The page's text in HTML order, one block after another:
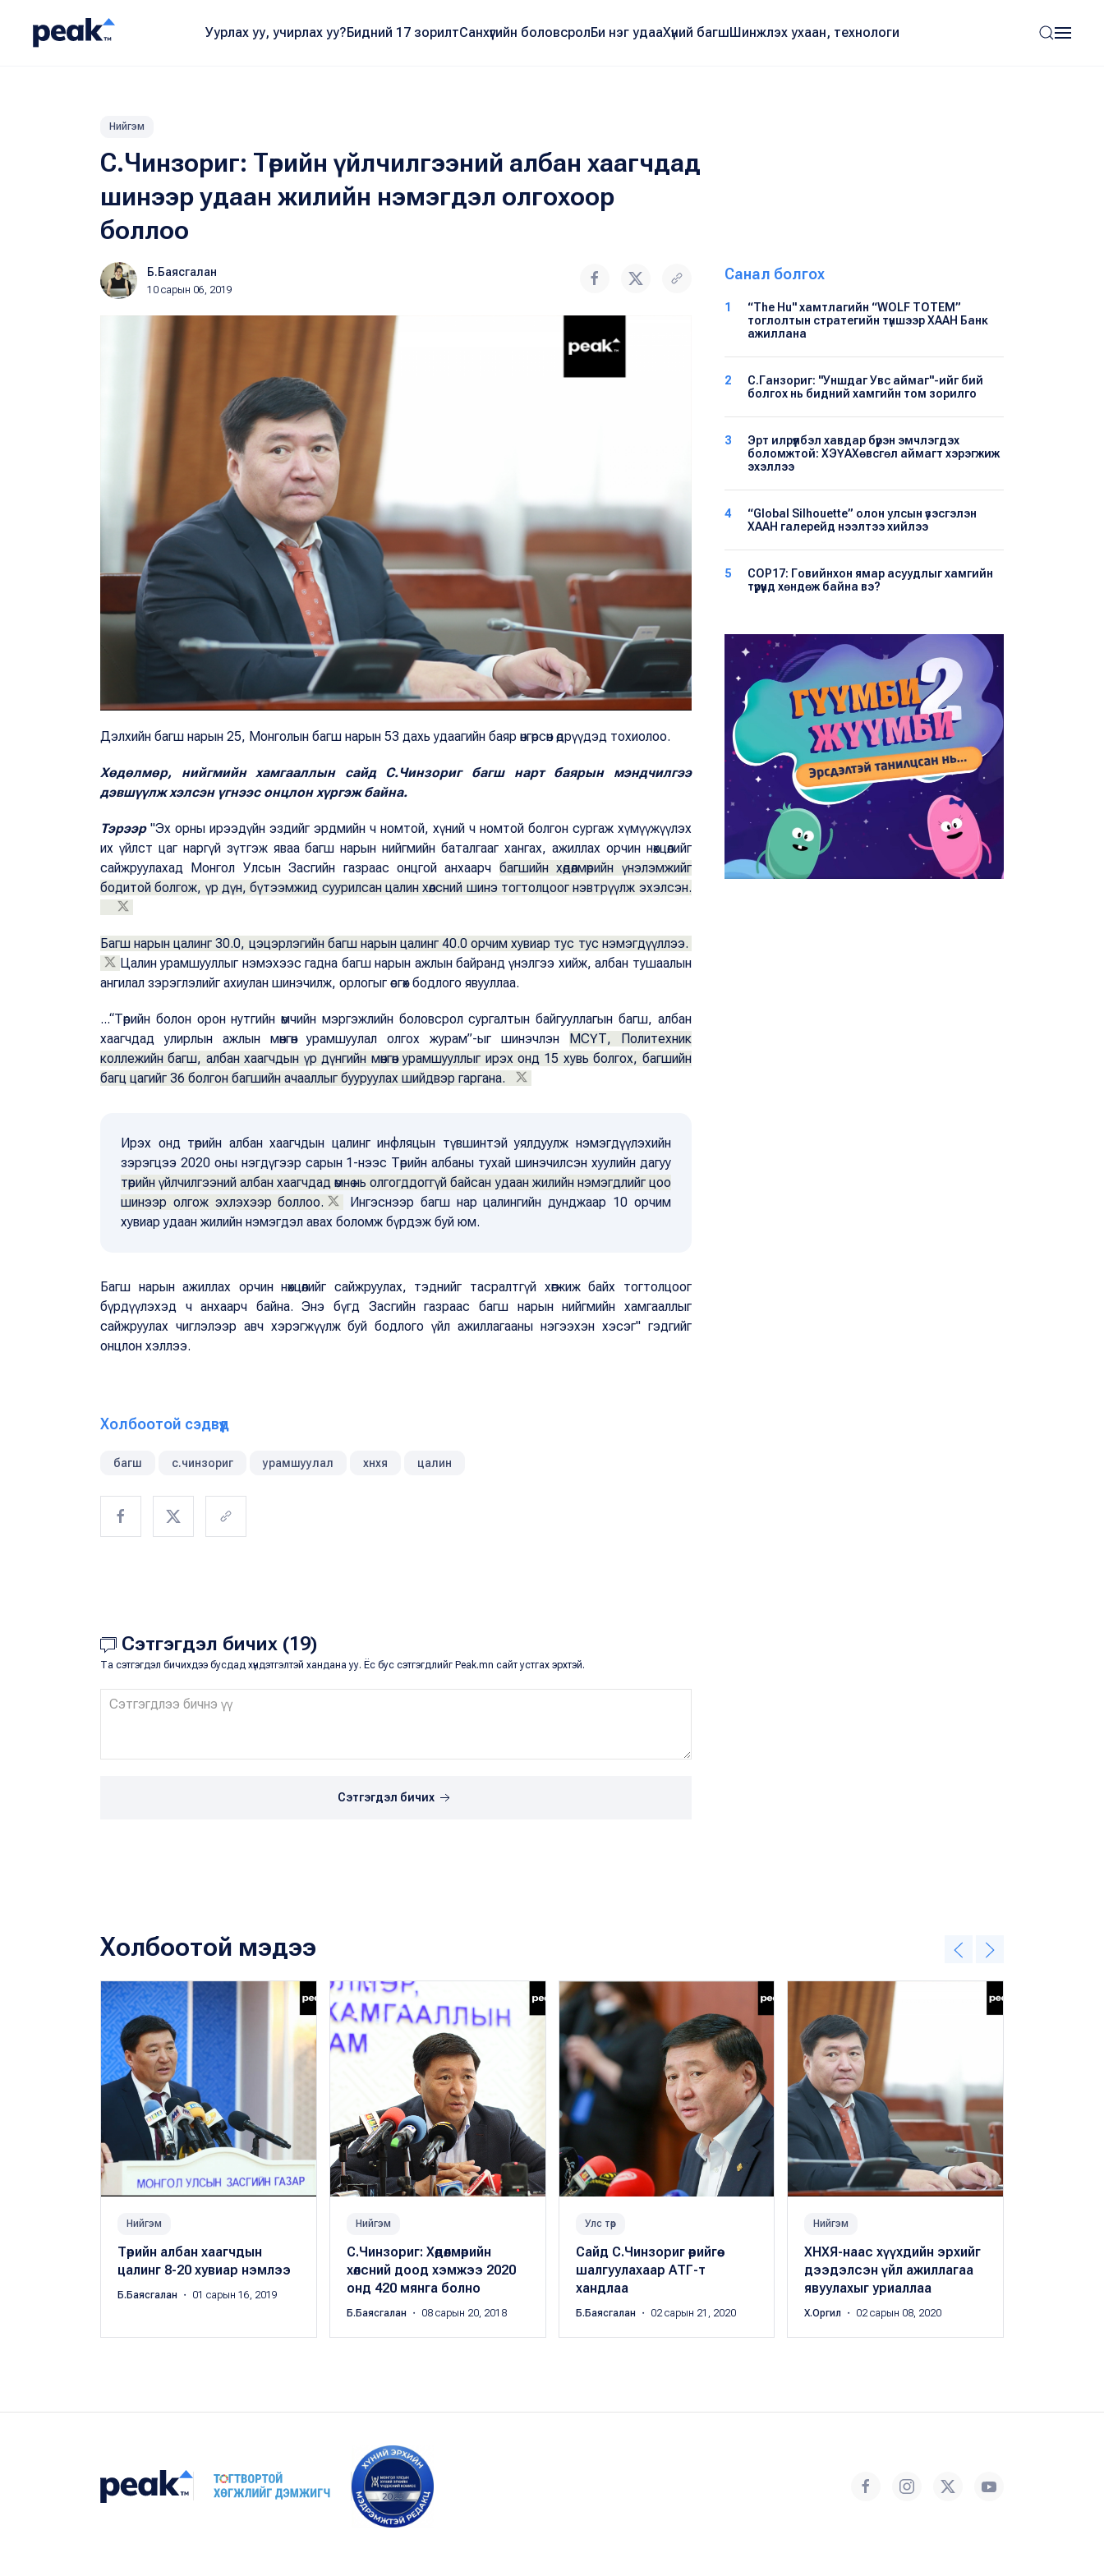
Уурлах уу, учирлах уу?Бидний 17 зорилтСанхүүгийн боловсролБи нэг удааХүний багшШинжлэх ухаан, технологи
Нийгэм
С.Чинзориг: Төрийн үйлчилгээний албан хаагчдад
шинээр удаан жилийн нэмэгдэл олгохоор
боллоо
Б.Баясгалан
10 сарын 06, 2019
Дэлхийн багш нарын 25, Монголын багш нарын 53 дахь удаагийн баяр өнгөрсөн өдрүүдэд тохиолоо.
Хөдөлмөр, нийгмийн хамгааллын сайд С.Чинзориг багш нарт баярын мэндчилгээ
дэвшүүлж хэлсэн үгнээс онцлон хүргэж байна.
Тэрээр"Эх орны ирээдүйн эздийг эрдмийн ч номтой, хүний ч номтой болгон сургаж хүмүүжүүлэх
их үйлст цаг наргүй зүтгэж яваа багш нарын нийгмийн баталгааг хангах, ажиллах орчин нөхцөлийг
сайжруулахад Монгол Улсын Засгийн газраас онцгой анхаарч багшийн хөдөлмөрийн үнэлэмжийг
бодитой болгож, үр дүн, бүтээмжид суурилсан цалин хөлсний шинэ тогтолцоог нэвтрүүлж эхэлсэн.
Багш нарын цалинг 30.0, цэцэрлэгийн багш нарын цалинг 40.0 орчим хувиар тус тус нэмэгдүүллээ.
Цалин урамшууллыг нэмэхээс гадна багш нарын ажлын байранд үнэлгээ хийж, албан тушаалын
ангилал зэрэглэлийг ахиулан шинэчилж, орлогыг өсгөх бодлого явууллаа.
...“Төрийн болон орон нутгийн өмчийн мэргэжлийн боловсрол сургалтын байгууллагын багш, албан
хаагчдад улирлын ажлын мөнгөн урамшуулал олгох журам”-ыг шинэчлэн МСҮТ, Политехник
коллежийн багш, албан хаагчдын үр дүнгийн мөнгөн урамшууллыг ирэх онд 15 хувь болгох, багшийн
багц цагийг 36 болгон багшийн ачааллыг бууруулах шийдвэр гаргана.
Ирэх онд төрийн албан хаагчдын цалинг инфляцын түвшинтэй уялдуулж нэмэгдүүлэхийн
зэрэгцээ 2020 оны нэгдүгээр сарын 1-нээс Төрийн албаны тухай шинэчилсэн хуулийн дагуу
төрийн үйлчилгээний албан хаагчдад өмнө нь олгогддоггүй байсан удаан жилийн нэмэгдлийг цоо
шинээр олгож эхлэхээр боллоо.
Ингэснээр багш нар цалингийн дунджаар 10 орчим
хувиар удаан жилийн нэмэгдэл авах боломж бүрдэж буй юм.
Багш нарын ажиллах орчин нөхцөлийг сайжруулах, тэднийг тасралтгүй хөгжиж байх тогтолцоог
бүрдүүлэхэд ч анхаарч байна. Энэ бүгд Засгийн газраас багш нарын нийгмийн хамгааллыг
сайжруулах чиглэлээр авч хэрэгжүүлж буй бодлого үйл ажиллагааны нэгээхэн хэсэг" гэдгийг
онцлон хэллээ.
Холбоотой сэдвүүд
багш с.чинзориг урамшуулал хнхя цалин
Сэтгэгдэл бичих (19)
Та сэтгэгдэл бичихдээ бусдад хүндэтгэлтэй хандана уу. Ёс бус сэтгэгдлийг Peak.mn сайт устгах эрхтэй.
Сэтгэгдэл бичих
Санал болгох
1
“The Hu" хамтлагийн “WOLF TOTEM”
тоглолтын стратегийн түншээр ХААН Банк
ажиллана
2
С.Ганзориг: "Уншдаг Увс аймаг"-ийг бий
болгох нь бидний хамгийн том зорилго
3
Эрт илрүүлбэл хавдар бүрэн эмчлэгдэх
боломжтой: ХЭҮА​Хөвсгөл аймагт хэрэгжиж
эхэллээ
4
“Global Silhouette” олон улсын үзэсгэлэн
ХААН галерейд нээлтээ хийлээ
5
COP17: Говийнхон ямар асуудлыг хамгийн
түрүүнд хөндөж байна вэ?
Холбоотой мэдээ
Нийгэм
Төрийн албан хаагчдын
цалинг 8-20 хувиар нэмлээ
Б.Баясгалан ・ 01 сарын 16, 2019
Нийгэм
С.Чинзориг: Хөдөлмөрийн
хөлсний доод хэмжээ 2020
онд 420 мянга болно
Б.Баясгалан ・ 08 сарын 20, 2018
Улс төр
Сайд С.Чинзориг өөрийгөө
шалгуулахаар АТГ-т
хандлаа
Б.Баясгалан ・ 02 сарын 21, 2020
Нийгэм
ХНХЯ-наас хүүхдийн эрхийг
дээдэлсэн үйл ажиллагаа
явуулахыг уриаллаа
Х.Оргил ・ 02 сарын 08, 2020